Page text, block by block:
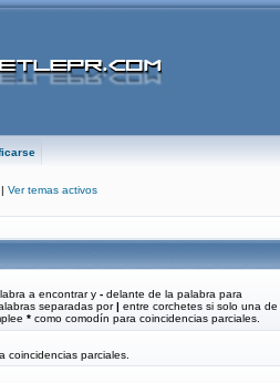
| Ver temas activos
a encontrar y - delante de la palabra para
separadas por| entre corchetes si solo una de
* como comodín para coincidencias parciales.
coincidencias parciales.